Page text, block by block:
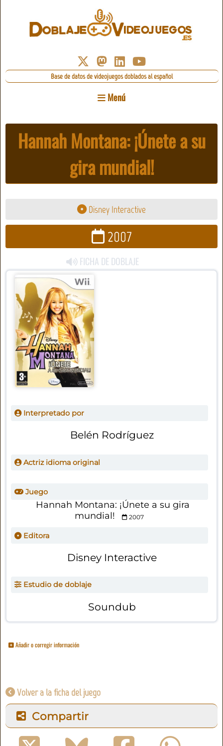
Base de datos de videojuegos doblados al español
Menú
Hannah Montana: ¡Únete a su
gira mundial!
Disney Interactive
2007
FICHA DE DOBLAJE
Interpretado por
Belén Rodríguez
Actriz idioma original
Juego
Hannah Montana: ¡Únete a su gira
mundial!
2007
Editora
Disney Interactive
Estudio de doblaje
Soundub
Añadir o corregir información
Volver a la ficha del juego
Compartir